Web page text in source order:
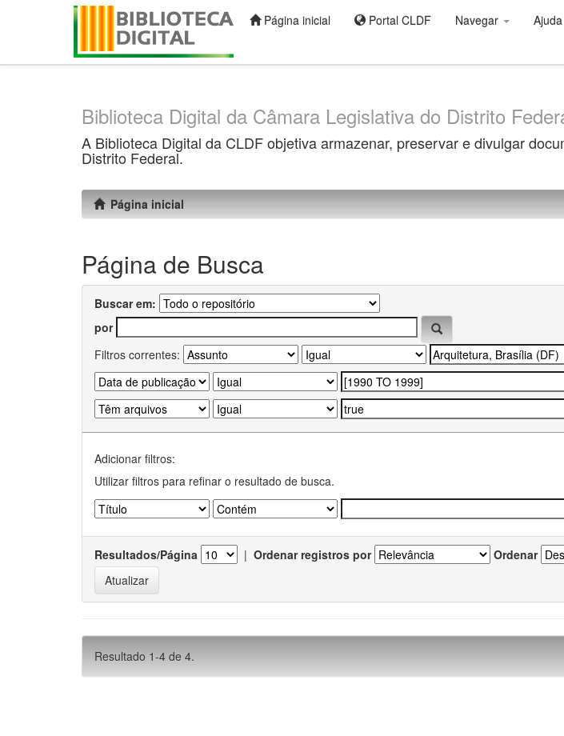
Página inicial Portal CLDF Navegar Ajuda
Biblioteca Digital da Câmara Legislativa do Distrito
A Biblioteca Digital da CLDF objetiva armazenar, preservar e divulgar
Distrito Federal.
Página inicial
Página de Busca
Buscar em:
por
Filtros correntes:
Adicionar filtros:
Utilizar filtros para refinar o resultado de busca.
Resultados/Página | Ordenar registros por Ordenar
Resultado 1-4 de 4.